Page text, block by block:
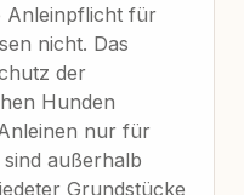
Anleinpflicht für
nicht. Das
der
Hunden
nur für
sind außerhalb
Grundstücke